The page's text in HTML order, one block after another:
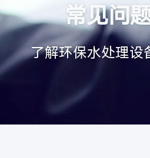
常见问
了解环保水处理设